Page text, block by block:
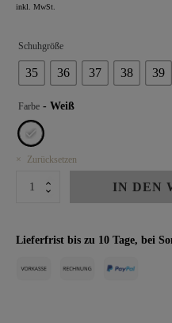
Schuhgröße
35 36 37 38 39
Farbe - Weiß
Zurücksetzen
CLOGS
IN DEN
Lieferfrist bis zu 10 Tage, bei